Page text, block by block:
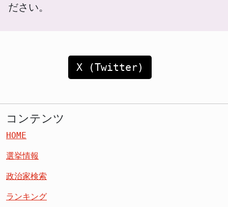
ださい。
X (Twitter)
コンテンツ
HOME
選挙情報
政治家検索
ランキング